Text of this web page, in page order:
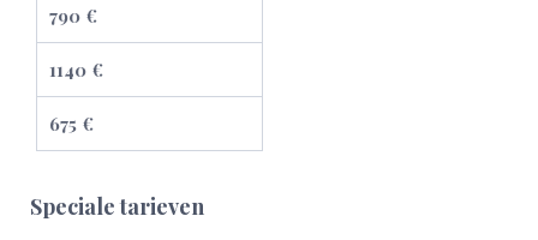
790 €
1140 €
675 €
Speciale tarieven